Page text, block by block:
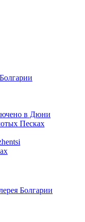
в Дюни
Песках
Болгарии